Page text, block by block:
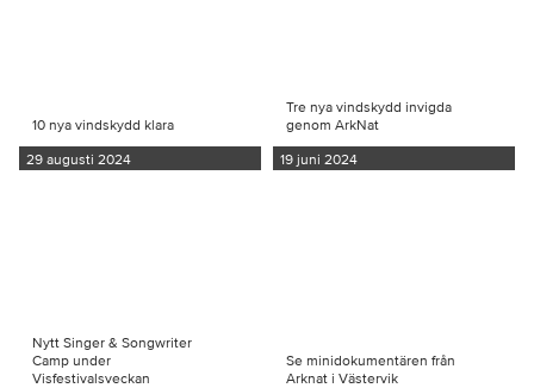
10 nya vindskydd klara
29 augusti 2024
Tre nya vindskydd invigda
genom ArkNat
19 juni 2024
Nytt Singer & Songwriter
Camp under
Visfestivalsveckan
Se minidokumentären från
Arknat i Västervik